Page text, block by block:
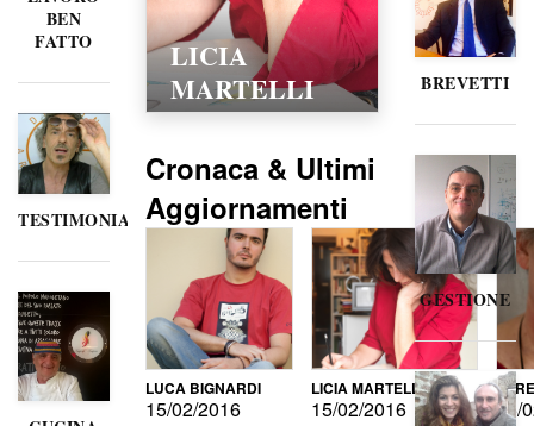
BEN
FATTO
TESTIMONIANZE
LICIA
MARTELLI
Cronaca & Ultimi
Aggiornamenti
LUCA BIGNARDI
15/02/2016
LICIA MARTELLI
15/02/2016 15/
BREVETTI
GESTIONE